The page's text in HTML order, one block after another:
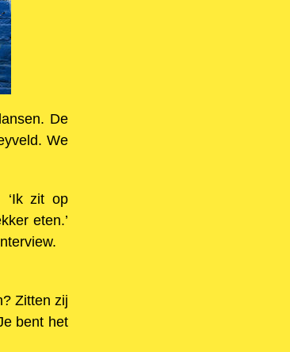
De
We
‘Ik zit op
eten.’
Zitten zij
bent het